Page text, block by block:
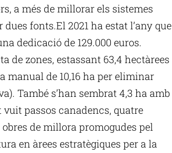
a més de millorar els sistemes
fonts.El 2021 ha estat l’any que
dedicació de 129.000 euros.
de zones, estassant 63,4 hectàrees
manual de 10,16 ha per eliminar
També s’han sembrat 4,3 ha amb
passos canadencs, quatre
de millora promogudes pel
en àrees estratègiques per a la